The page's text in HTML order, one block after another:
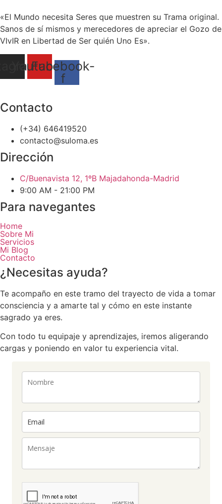
«El Mundo necesita Seres que muestren su Trama original.
Sanos de sí mismos y merecedores de apreciar el Gozo de
VIvIR en Libertad de Ser quién Uno Es».
Youtube
Facebook-
f
Contacto
(+34) 646419520
contacto@suloma.es
Dirección
C/Buenavista 12, 1ºB Majadahonda-Madrid
9:00 AM - 21:00 PM
Para navegantes
Home
Sobre Mi
Servicios
Mi Blog
Contacto
¿Necesitas ayuda?
Te acompaño en este tramo del trayecto de vida a tomar
consciencia y a amarte tal y cómo en este instante
sagrado ya eres.
Con todo tu equipaje y aprendizajes, iremos aligerando
cargas y poniendo en valor tu experiencia vital.